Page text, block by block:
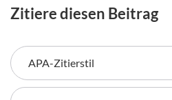
Zitiere diesen Beitrag